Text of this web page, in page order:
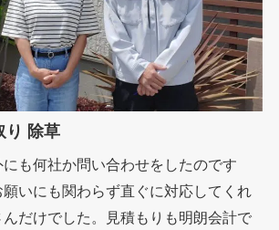
り 除草
も何社か問い合わせをしたのです
いにも関わらず直ぐに対応してくれ
だけでした。見積もりも明朗会計で